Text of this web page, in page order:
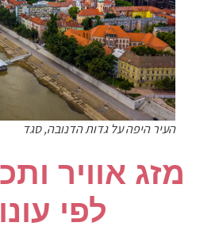
העיר היפה על גדות הדנובה, סגד
מזג אוויר
לפי